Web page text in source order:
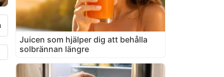
Juicen som hjälper dig att behålla
solbrännan längre